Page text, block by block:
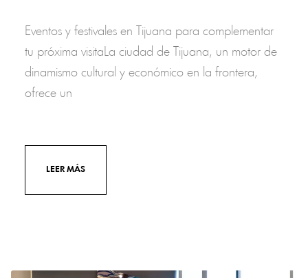
Eventos y festivales en Tijuana para complementar
tu próxima visitaLa ciudad de Tijuana, un motor de
dinamismo cultural y económico en la frontera,
ofrece un
LEER MÁS